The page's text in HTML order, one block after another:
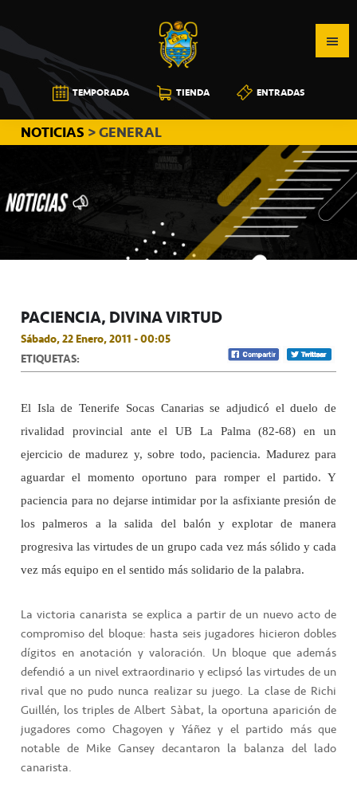
a
la
navegación
principal
al
contenido
principal
a
la
barra
lateral
principal
CB
CANARIAS
TEMPORADA TIENDA ENTRADAS
NOTICIAS > GENERAL
PACIENCIA, DIVINA VIRTUD
Sábado, 22 Enero, 2011 - 00:05
ETIQUETAS:
El Isla de Tenerife Socas Canarias se adjudicó el duelo de
rivalidad provincial ante el UB La Palma (82-68) en un
ejercicio de madurez y, sobre todo, paciencia. Madurez para
aguardar el momento oportuno para romper el partido. Y
paciencia para no dejarse intimidar por la asfixiante presión de
los palmeros a la salida del balón y explotar de manera
progresiva las virtudes de un grupo cada vez más sólido y cada
vez más equipo en el sentido más solidario de la palabra.
La victoria canarista se explica a partir de un nuevo acto de
compromiso del bloque: hasta seis jugadores hicieron dobles
dígitos en anotación y valoración. Un bloque que además
defendió a un nivel extraordinario y eclipsó las virtudes de un
rival que no pudo nunca realizar su juego. La clase de Richi
Guillén, los triples de Albert Sàbat, la oportuna aparición de
jugadores como Chagoyen y Yáñez y el partido más que
notable de Mike Gansey decantaron la balanza del lado
canarista.